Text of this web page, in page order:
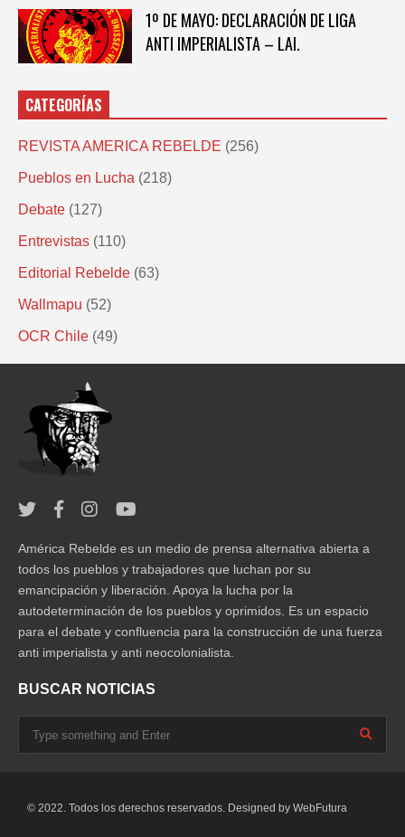
1º DE MAYO: DECLARACIÓN DE LIGA
ANTI IMPERIALISTA – LAI.
CATEGORÍAS
REVISTA AMERICA REBELDE (256)
Pueblos en Lucha (218)
Debate (127)
Entrevistas (110)
Editorial Rebelde (63)
Wallmapu (52)
OCR Chile (49)
América Rebelde es un medio de prensa alternativa abierta a
todos los pueblos y trabajadores que luchan por su
emancipación y liberación. Apoya la lucha por la
autodeterminación de los pueblos y oprimidos. Es un espacio
para el debate y confluencia para la construcción de una fuerza
anti imperialista y anti neocolonialista.
BUSCAR NOTICIAS
© 2022. Todos los derechos reservados. Designed by WebFutura